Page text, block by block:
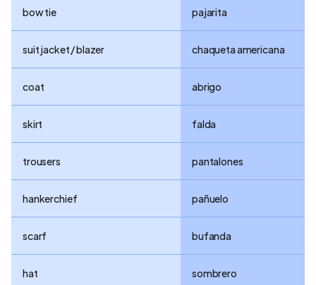
bow tie pajarita
suit jacket / blazer chaqueta americana
coat abrigo
skirt falda
trousers pantalones
hankerchief pañuelo
scarf bufanda
hat sombrero